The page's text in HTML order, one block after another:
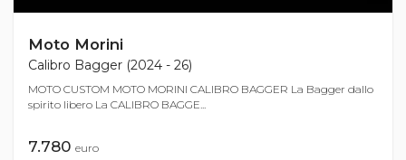
Moto Morini
Calibro Bagger (2024 - 26)
MOTO CUSTOM MOTO MORINI CALIBRO BAGGER La Bagger dallo
spirito libero La CALIBRO BAGGE...
7.780 euro